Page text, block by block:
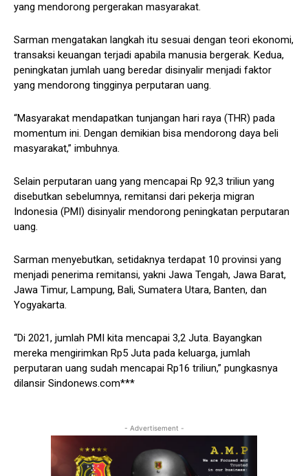
yang mendorong pergerakan masyarakat.
Sarman mengatakan langkah itu sesuai dengan teori ekonomi,
transaksi keuangan terjadi apabila manusia bergerak. Kedua,
peningkatan jumlah uang beredar disinyalir menjadi faktor
yang mendorong tingginya perputaran uang.
“Masyarakat mendapatkan tunjangan hari raya (THR) pada
momentum ini. Dengan demikian bisa mendorong daya beli
masyarakat,” imbuhnya.
Selain perputaran uang yang mencapai Rp 92,3 triliun yang
disebutkan sebelumnya, remitansi dari pekerja migran
Indonesia (PMI) disinyalir mendorong peningkatan perputaran
uang.
Sarman menyebutkan, setidaknya terdapat 10 provinsi yang
menjadi penerima remitansi, yakni Jawa Tengah, Jawa Barat,
Jawa Timur, Lampung, Bali, Sumatera Utara, Banten, dan
Yogyakarta.
“Di 2021, jumlah PMI kita mencapai 3,2 Juta. Bayangkan
mereka mengirimkan Rp5 Juta pada keluarga, jumlah
perputaran uang sudah mencapai Rp16 triliun,” pungkasnya
dilansir Sindonews.com***
- Advertisement -